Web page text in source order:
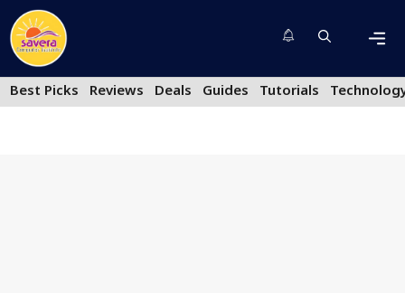
Skip
to
content
Best Picks
Reviews Deals Guides Tutorials